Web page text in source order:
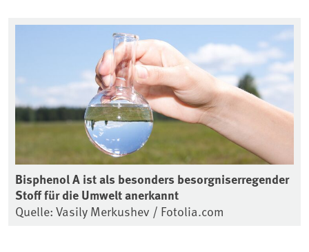
Bisphenol A ist als besonders besorgniserregender
Stoff für die Umwelt anerkannt
Quelle: Vasily Merkushev / Fotolia.com